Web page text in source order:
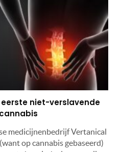
niet-verslavende
medicijnenbedrijf Vertanical
op cannabis gebaseerd)